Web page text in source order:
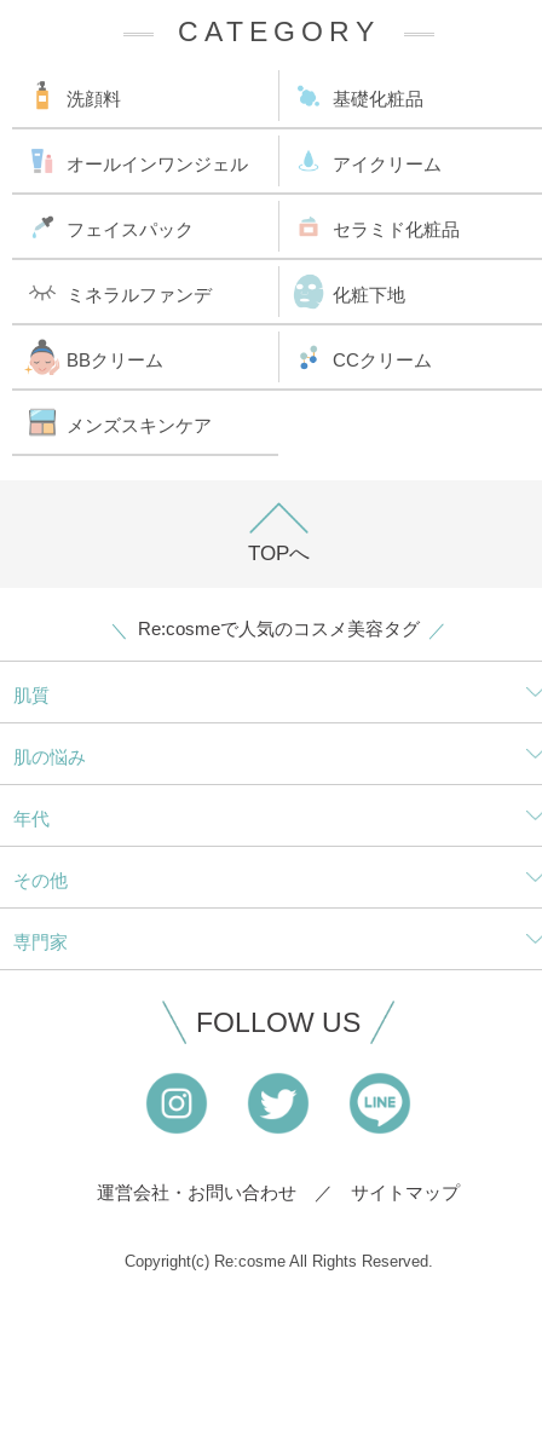
CATEGORY
洗顔料 基礎化粧品
オールインワンジェル アイクリーム
フェイスパック セラミド化粧品
ミネラルファンデ 化粧下地
BBクリーム CCクリーム
メンズスキンケア
TOPへ
Re:cosmeで人気のコスメ美容タグ
肌質
肌の悩み
年代
その他
専門家
FOLLOW US
運営会社・お問い合わせ サイトマップ
Copyright(c) Re:cosme All Rights Reserved.